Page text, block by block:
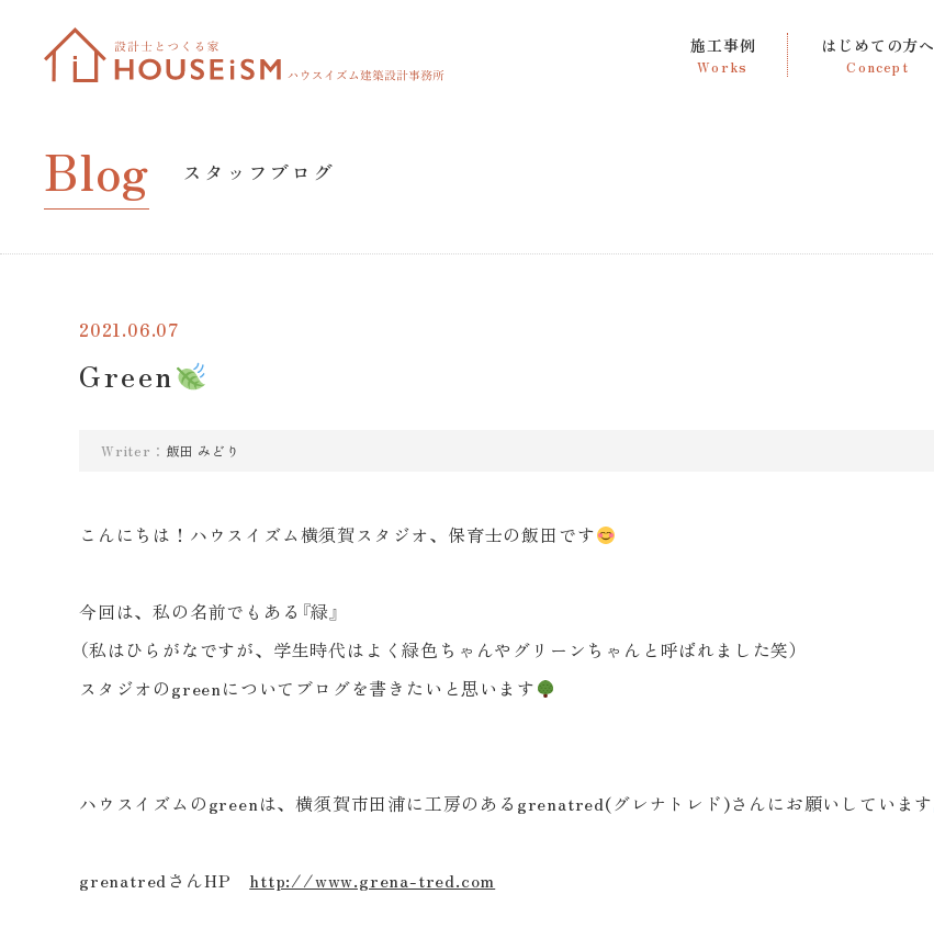
施工事例
Works
はじめての方へ
Concept
Blog スタッフブログ
2021.06.07
Green
Writer： 飯田 みどり
こんにちは！ハウスイズム横須賀スタジオ、保育士の飯田です
今回は、私の名前でもある『緑』
（私はひらがなですが、学生時代はよく緑色ちゃんやグリーンちゃんと呼ばれました笑）
スタジオのgreenについてブログを書きたいと思います
ハウスイズムのgreenは、横須賀市田浦に工房のあるgrenatred(グレナトレド)さんにお願いしています
grenatredさんHP http://www.grena-tred.com